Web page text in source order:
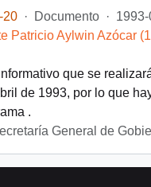
20 · Documento ·
Patricio Aylwin Azócar
que se realizará
de 1993, por lo que
.
General de